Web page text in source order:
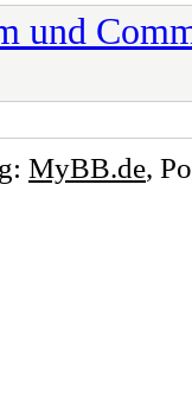
und
MyBB.de,